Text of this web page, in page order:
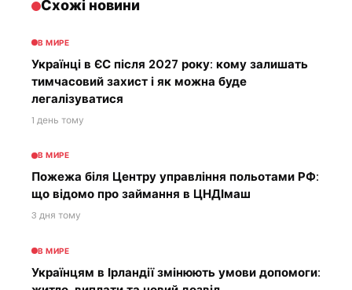
Схожі новини
В МИРЕ
Українці в ЄС після 2027 року: кому залишать
тимчасовий захист і як можна буде
легалізуватися
1 день тому
В МИРЕ
Пожежа біля Центру управління польотами РФ:
що відомо про займання в ЦНДІмаш
3 дня тому
В МИРЕ
Українцям в Ірландії змінюють умови допомоги: